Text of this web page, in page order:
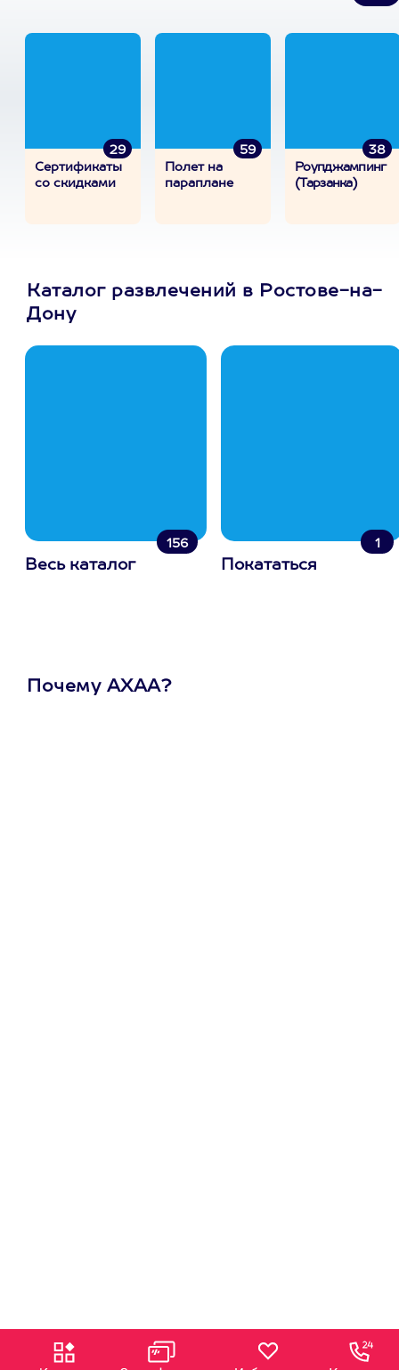
29
Сертификаты
со скидками
59
Полет на
параплане
38
Роупджампинг
(Тарзанка)
Каталог развлечений в Ростове-на-
Дону
156
Весь каталог
1
Покататься
Почему АХАА?